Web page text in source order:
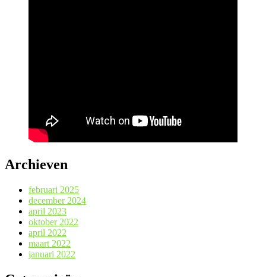
Archieven
februari 2025
december 2024
april 2023
oktober 2022
april 2022
maart 2022
januari 2022